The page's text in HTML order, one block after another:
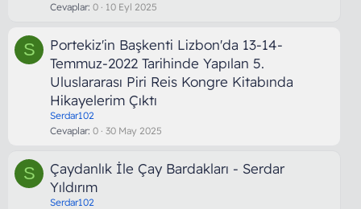
Cevaplar 0 10 Eyl 2025
S
Portekiz'in Başkenti Lizbon'da 13-14-
Temmuz-2022 Tarihinde Yapılan 5.
Uluslararası Piri Reis Kongre Kitabında
Hikayelerim Çıktı
Serdar102
Cevaplar 0 30 May 2025
S
Çaydanlık İle Çay Bardakları - Serdar
Yıldırım
Serdar102